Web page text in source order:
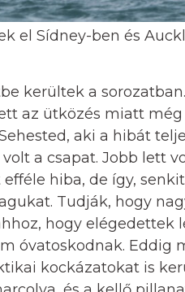
el Sídney-ben és
kerültek a
az ütközés miatt
aki a hibát
a csapat. Jobb lett
hiba, de így,
Tudják, hogy
hogy elégedettek
óvatoskodnak. Eddig
kockázatokat is